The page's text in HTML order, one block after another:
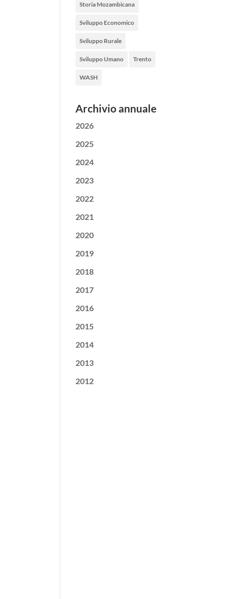
Storia Mozambicana
Sviluppo Economico
Sviluppo Rurale
Sviluppo Umano Trento
WASH
Archivio annuale
2026
2025
2024
2023
2022
2021
2020
2019
2018
2017
2016
2015
2014
2013
2012